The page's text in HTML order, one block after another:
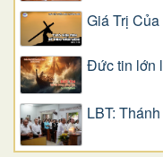
Giá Trị
Đức tin lớn
LBT: